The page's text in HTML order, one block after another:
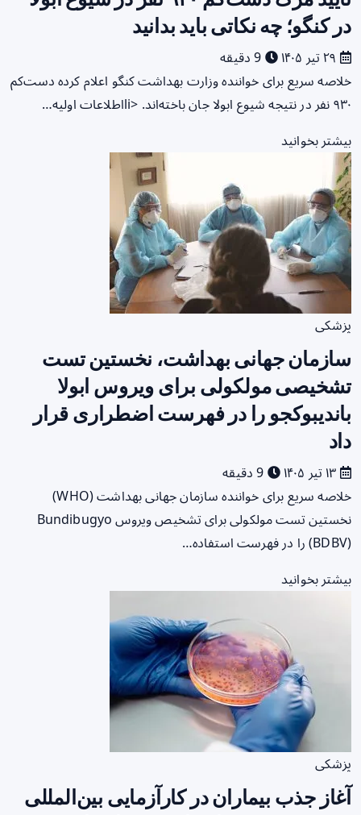
در کنگو؛ چه نکاتی باید بدانید
خلاصه سریع برای خواننده وزارت بهداشت کنگو اعلام کرده دست‌کم
۹۳۰ نفر در نتیجه شیوع ابولا جان باخته‌اند. <liاطلاعات اولیه…
بیشتر بخوانید
پزشکی
سازمان جهانی بهداشت، نخستین تست
تشخیصی مولکولی برای ویروس ابولا
باندیبوکجو را در فهرست اضطراری قرار
داد
خلاصه سریع برای خواننده سازمان جهانی بهداشت (WHO)
نخستین تست مولکولی برای تشخیص ویروس Bundibugyo
(BDBV) را در فهرست استفاده…
بیشتر بخوانید
پزشکی
آغاز جذب بیماران در کارآزمایی بین‌المللی